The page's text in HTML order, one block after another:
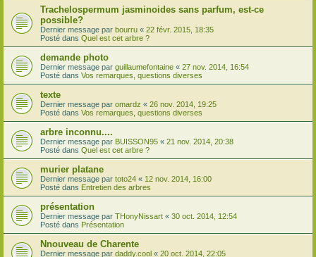
Trachelospermum jasminoides sans parfum, est-ce
possible?
Dernier message par bourru « 22 févr. 2015, 18:35
Posté dans Quel est cet arbre ?
demande photo
Dernier message par guillaumefontaine « 27 nov. 2014, 16:54
Posté dans Vos remarques, questions diverses
texte
Dernier message par omardz « 26 nov. 2014, 19:25
Posté dans Vos remarques, questions diverses
arbre inconnu....
Dernier message par BUISSON95 « 21 nov. 2014, 20:38
Posté dans Quel est cet arbre ?
murier platane
Dernier message par toto24 « 12 nov. 2014, 16:00
Posté dans Entretien des arbres
présentation
Dernier message par THonyNissart « 30 oct. 2014, 12:54
Posté dans Présentation
Nnouveau de Charente
Dernier message par daddy.cool « 20 oct. 2014, 22:05